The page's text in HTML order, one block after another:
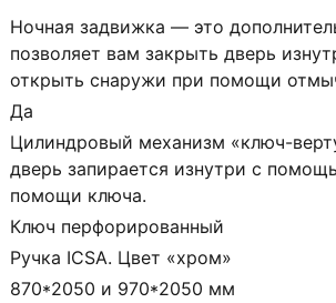
Ночная задвижка — это
позволяет вам закрыть дверь
открыть снаружи при помощи
Да
Цилиндровый механизм «ключ-
дверь запирается изнутри с
помощи ключа.
Ключ перфорированный
Ручка ICSA. Цвет «хром»
870*2050 и 970*2050 мм